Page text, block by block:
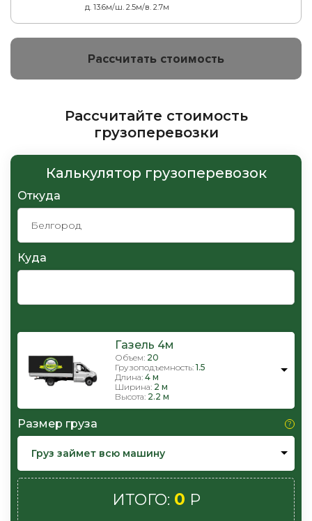
д. 13.6м/ш. 2.5м/в. 2.7м
Рассчитать стоимость
Рассчитайте стоимость
грузоперевозки
Калькулятор грузоперевозок
Откуда
Куда
Газель 4м
Объем: 20
Грузоподъемность: 1.5
Длина: 4 м
Ширина: 2 м
Высота: 2.2 м
Размер груза
Груз займет всю машину
ИТОГО: 0 Р